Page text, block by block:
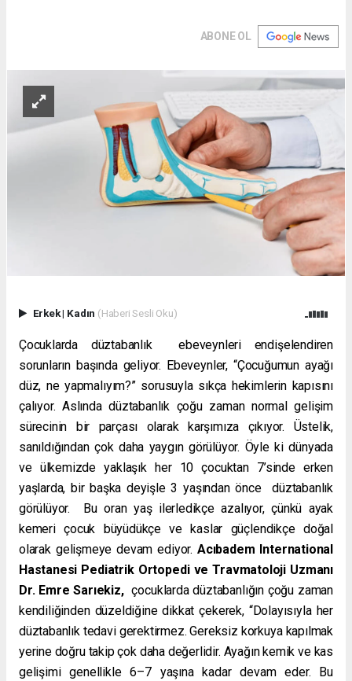
ABONE OL
Erkek| Kadın (Haberi Sesli Oku)
Çocuklarda düztabanlık ebeveynleri endişelendiren
sorunların başında geliyor. Ebeveynler, “Çocuğumun ayağı
düz, ne yapmalıyım?” sorusuyla sıkça hekimlerin kapısını
çalıyor. Aslında düztabanlık çoğu zaman normal gelişim
sürecinin bir parçası olarak karşımıza çıkıyor. Üstelik,
sanıldığından çok daha yaygın görülüyor. Öyle ki dünyada
ve ülkemizde yaklaşık her 10 çocuktan 7’sinde erken
yaşlarda, bir başka deyişle 3 yaşından önce düztabanlık
görülüyor. Bu oran yaş ilerledikçe azalıyor, çünkü ayak
kemeri çocuk büyüdükçe ve kaslar güçlendikçe doğal
olarak gelişmeye devam ediyor. Acıbadem International
Hastanesi Pediatrik Ortopedi ve Travmatoloji Uzmanı
Dr. Emre Sarıekiz,çocuklarda düztabanlığın çoğu zaman
kendiliğinden düzeldiğine dikkat çekerek, “Dolayısıyla her
düztabanlık tedavi gerektirmez. Gereksiz korkuya kapılmak
yerine doğru takip çok daha değerlidir. Ayağın kemik ve kas
gelişimi genellikle 6–7 yaşına kadar devam eder. Bu